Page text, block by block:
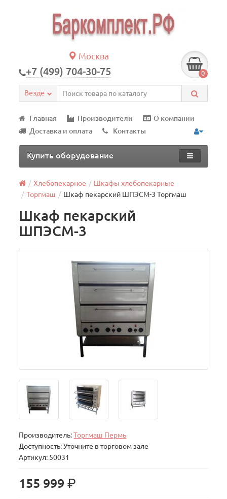
Москва
+7 (499) 704-30-75 0
Везде
Главная Производители
О компании
Доставка и оплата
Контакты
Купить оборудование
Хлебопекарное
Шкафы хлебопекарные
Торгмаш
Шкаф пекарский ШПЭСМ-3 Торгмаш
Шкаф пекарский
ШПЭСМ-3
Производитель:Торгмаш Пермь
Доступность: Уточните в торговом зале
Артикул: 50031
155 999р.